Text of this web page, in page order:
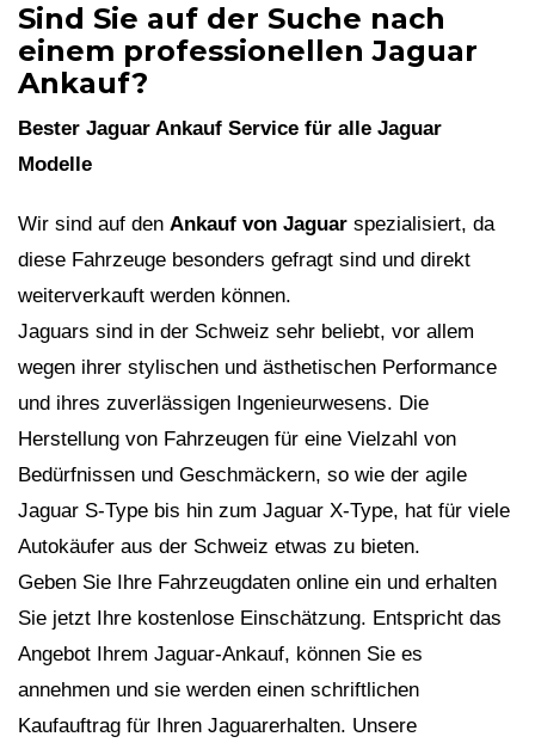
Sind Sie auf der Suche nach
einem professionellen Jaguar
Ankauf?
Bester Jaguar Ankauf Service für alle Jaguar
Modelle
Wir sind auf den Ankauf von Jaguar spezialisiert, da
diese Fahrzeuge besonders gefragt sind und direkt
weiterverkauft werden können.
Jaguars sind in der Schweiz sehr beliebt, vor allem
wegen ihrer stylischen und ästhetischen Performance
und ihres zuverlässigen Ingenieurwesens. Die
Herstellung von Fahrzeugen für eine Vielzahl von
Bedürfnissen und Geschmäckern, so wie der agile
Jaguar S-Type bis hin zum Jaguar X-Type, hat für viele
Autokäufer aus der Schweiz etwas zu bieten.
Geben Sie Ihre Fahrzeugdaten online ein und erhalten
Sie jetzt Ihre kostenlose Einschätzung. Entspricht das
Angebot Ihrem Jaguar-Ankauf, können Sie es
annehmen und sie werden einen schriftlichen
Kaufauftrag für Ihren Jaguarerhalten. Unsere